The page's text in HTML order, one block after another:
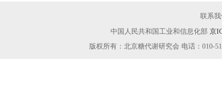
联系
中国人民共和国工业和信息化部京
版权所有：北京糖代谢研究会 电话：010-